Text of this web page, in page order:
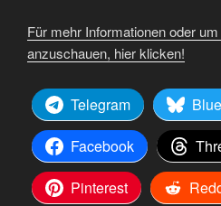
Für mehr Informationen oder
anzuschauen, hier klicken!
Telegram
Facebook
Pinterest